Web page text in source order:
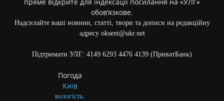
обов’язкове.
Надсилайте ваші новини, статті, твори та дописи на редакційну
адресу oksent@ukr.net
Підтримати УЛГ: 4149 6293 4476 4139 (ПриватБанк)
Погода
Київ
вологість: